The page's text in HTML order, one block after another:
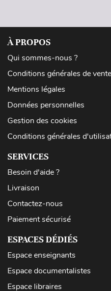
À PROPOS
Qui sommes-nous ?
Conditions générales de
Mentions légales
Données personnelles
Gestion des cookies
Conditions générales
SERVICES
Besoin d'aide ?
Livraison
Contactez-nous
Paiement sécurisé
ESPACES DÉDIÉS
Espace enseignants
Espace documentalistes
Espace libraires